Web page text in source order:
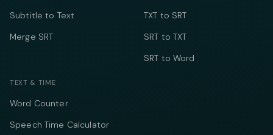
Subtitle to Text
Merge SRT
TXT to SRT
SRT to TXT
SRT to Word
TEXT & TIME
Word Counter
Speech Time Calculator